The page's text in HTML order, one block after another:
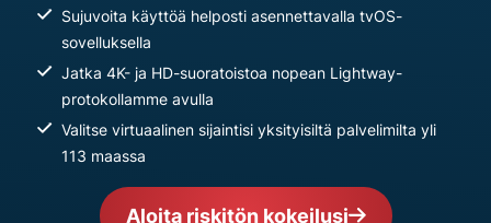
Sujuvoita käyttöä helposti asennettavalla tvOS-
sovelluksella
Jatka 4K- ja HD-suoratoistoa nopean Lightway-
protokollamme avulla
Valitse virtuaalinen sijaintisi yksityisiltä palvelimilta yli
113 maassa
Aloita riskitön kokeilusi